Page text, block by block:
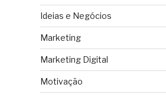
Ideias e Negócios
Marketing
Marketing Digital
Motivação